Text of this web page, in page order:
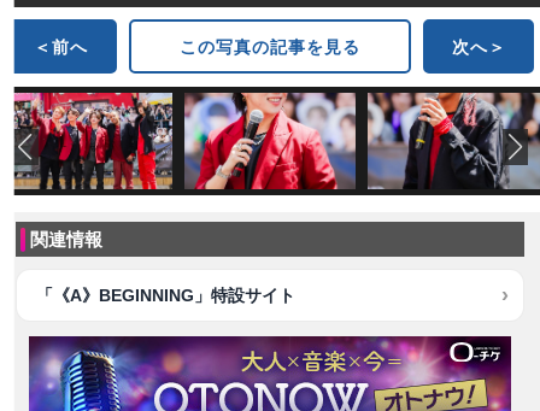
＜前へ この写真の記事を見る 次へ＞
関連情報
「《A》BEGINNING」特設サイト